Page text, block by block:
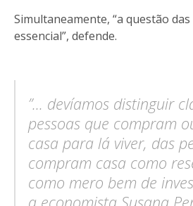
Simultaneamente, “a questão das
essencial”, defende.
”... devíamos distinguir
pessoas que compram
casa para lá viver, das
compram casa como
como mero bem de